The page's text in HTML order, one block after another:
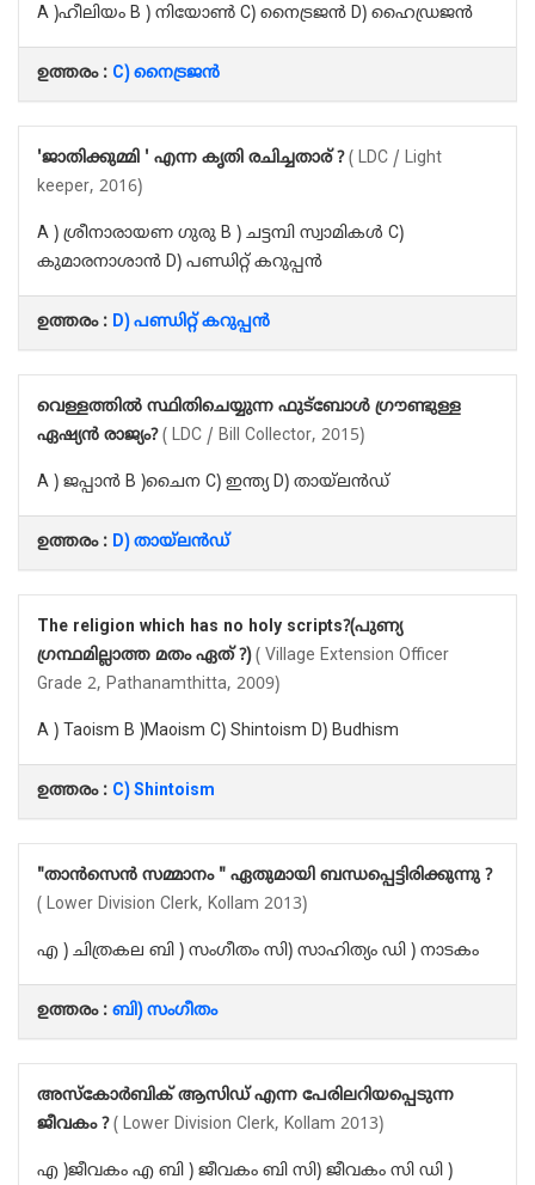
A )ഹീലിയം B ) നിയോൺ C) നൈട്രജൻ D) ഹൈഡ്രജൻ
ഉത്തരം : C) നൈട്രജൻ
'ജാതിക്കുമ്മി ' എന്ന കൃതി രചിച്ചതാര് ?( LDC / Light
keeper, 2016)
A ) ശ്രീനാരായണ ഗുരു B ) ചട്ടമ്പി സ്വാമികൾ C)
കുമാരനാശാൻ D) പണ്ഡിറ്റ് കറുപ്പൻ
ഉത്തരം : D) പണ്ഡിറ്റ് കറുപ്പൻ
വെള്ളത്തിൽ സ്ഥിതിചെയ്യുന്ന ഫുട്ബോൾ ഗ്രൗണ്ടുള്ള
ഏഷ്യൻ രാജ്യം?( LDC / Bill Collector, 2015)
A ) ജപ്പാൻ B )ചൈന C) ഇന്ത്യ D) തായ്‌ലൻഡ്
ഉത്തരം : D) തായ്‌ലൻഡ്
The religion which has no holy scripts?(പുണ്യ
ഗ്രന്ഥമില്ലാത്ത മതം ഏത് ?)( Village Extension Officer
Grade 2, Pathanamthitta, 2009)
A ) Taoism B )Maoism C) Shintoism D) Budhism
ഉത്തരം : C) Shintoism
"താൻസെൻ സമ്മാനം " ഏതുമായി ബന്ധപ്പെട്ടിരിക്കുന്നു ?
( Lower Division Clerk, Kollam 2013)
എ ) ചിത്രകല ബി ) സംഗീതം സി) സാഹിത്യം ഡി ) നാടകം
ഉത്തരം : ബി) സംഗീതം
അസ്‌കോർബിക് ആസിഡ് എന്ന പേരിലറിയപ്പെടുന്ന
ജീവകം ?( Lower Division Clerk, Kollam 2013)
എ )ജീവകം എ ബി ) ജീവകം ബി സി) ജീവകം സി ഡി )